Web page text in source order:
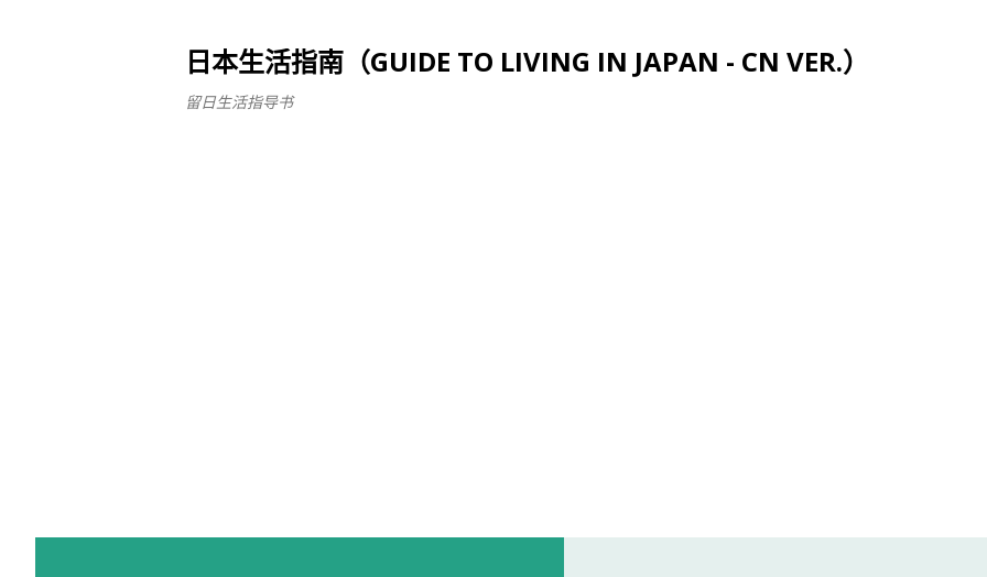
日本生活指南（GUIDE TO LIVING IN JAPAN - CN VER.）
留日生活指导书